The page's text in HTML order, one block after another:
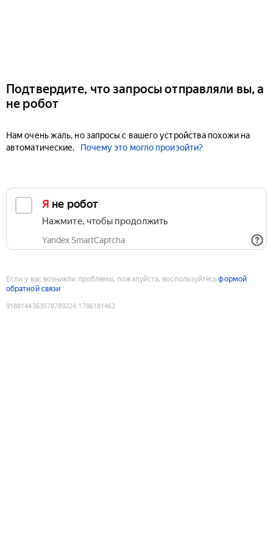
Подтвердите, что запросы отправляли вы, а
не робот
Нам очень жаль, но запросы с вашего устройства похожи на
автоматические.
Почему это могло произойти?
Я не робот
Нажмите, чтобы продолжить
Yandex SmartCaptcha
Если у вас возникли проблемы, пожалуйста, воспользуйтесьформой
обратной связи
9188144363578789224:1786181462